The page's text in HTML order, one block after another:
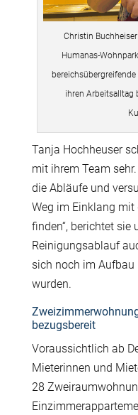
Christin
Humanas-
ihren Arbeitsalltag
Tanja Hochheuser
mit ihrem Team
die Abläufe und
Weg im Einklang
finden“, berichtet sie
Reinigungsablauf
sich noch im
wurden.
bezugsbereit
Voraussichtlich ab
Mieterinnen und
28